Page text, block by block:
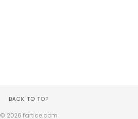
BACK TO TOP
© 2026 fartice.com